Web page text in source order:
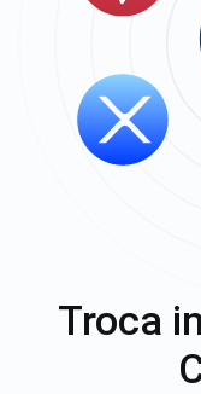
Troca